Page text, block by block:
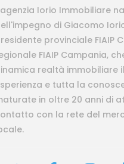
Iorio Immobiliare
di Giacomo
provinciale FIAIP
FIAIP Campania,
realtà immobiliare
e tutta la
in oltre 20 anni di
con la rete del